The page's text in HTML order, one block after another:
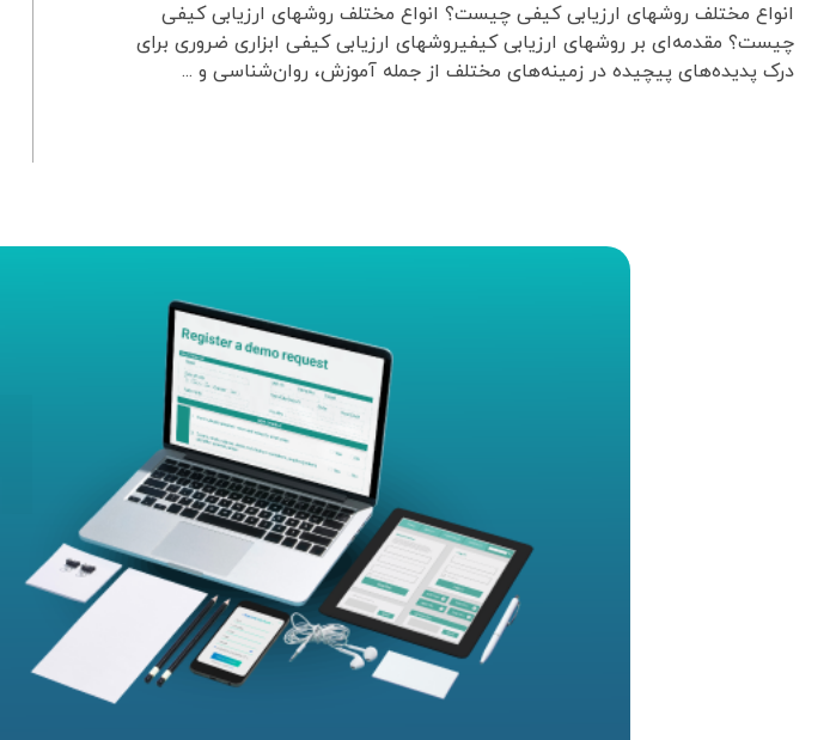
انواع مختلف روشهای ارزیابی کیفی چیست؟ انواع مختلف روشهای ارزیابی کیفی
چیست؟ مقدمه‌ای بر روشهای ارزیابی کیفیروشهای ارزیابی کیفی ابزاری ضروری برای
درک پدیده‌های پیچیده در زمینه‌های مختلف از جمله آموزش، روان‌شناسی و ...